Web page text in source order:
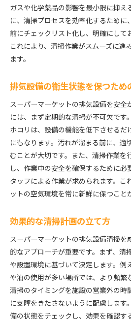
プロの技術を活かした清掃
効率を追求するためのツー
プロが推奨する安全対策
短時間で効果を上げる清掃
効率的な清掃を実現するた
る影響
地域経済に及ぼす清掃の効
スーパーマーケット運営に
排気設備清掃が売上に与え
消費者の健康を守るための
地域住民の意識向上につな
清掃業務が店舗運営に与え
ガスや化学薬品の影響を最小限に抑え
に、清掃プロセスを効率化するために
前にチェックリスト化し、明確にして
これにより、清掃作業がスムーズに進
ます。
排気設備の衛生状態を保つため
スーパーマーケットの排気設備を安全
には、まず定期的な清掃が不可欠です
ホコリは、設備の機能を低下させるだ
にもなります。汚れが溜まる前に、適
むことが大切です。また、清掃作業を
し、作業中の安全を確保するために必
タッフによる作業が求められます。こ
ットの空気環境を常に新鮮に保つこと
効果的な清掃計画の立て方
スーパーマーケットの排気設備清掃を
的なアプローチが重要です。まず、清
や設置環境に基づいて決定します。例
や油の使用が多い場所では、より頻繁
清掃のタイミングを施設の営業外の時
に支障をきたさないように配慮します
備の状態をチェックし、効果を確認す